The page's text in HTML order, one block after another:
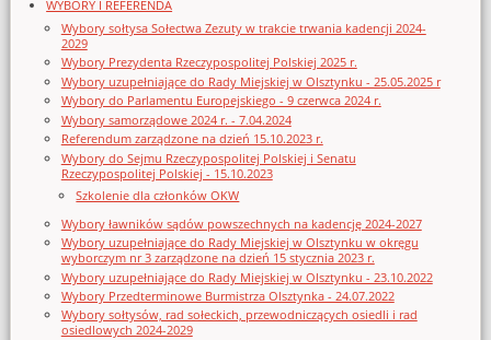
WYBORY I REFERENDA
Wybory sołtysa Sołectwa Zezuty w trakcie trwania kadencji 2024-
2029
Wybory Prezydenta Rzeczypospolitej Polskiej 2025 r.
Wybory uzupełniające do Rady Miejskiej w Olsztynku - 25.05.2025 r
Wybory do Parlamentu Europejskiego - 9 czerwca 2024 r.
Wybory samorządowe 2024 r. - 7.04.2024
Referendum zarządzone na dzień 15.10.2023 r.
Wybory do Sejmu Rzeczypospolitej Polskiej i Senatu
Rzeczypospolitej Polskiej - 15.10.2023
Szkolenie dla członków OKW
Wybory ławników sądów powszechnych na kadencję 2024-2027
Wybory uzupełniające do Rady Miejskiej w Olsztynku w okręgu
wyborczym nr 3 zarządzone na dzień 15 stycznia 2023 r.
Wybory uzupełniające do Rady Miejskiej w Olsztynku - 23.10.2022
Wybory Przedterminowe Burmistrza Olsztynka - 24.07.2022
Wybory sołtysów, rad sołeckich, przewodniczących osiedli i rad
osiedlowych 2024-2029